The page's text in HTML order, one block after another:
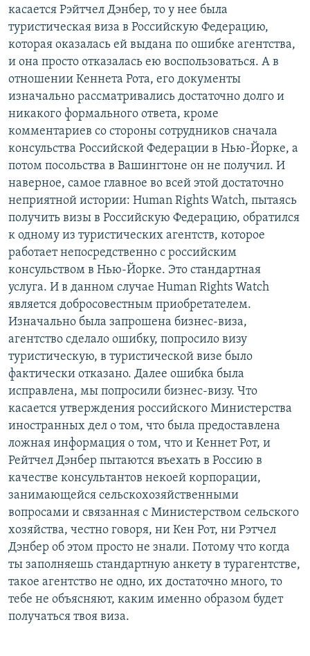
касается Рэйтчел Дэнбер, то у нее была
туристическая виза в Российскую Федерацию,
которая оказалась ей выдана по ошибке агентства,
и она просто отказалась ею воспользоваться. А в
отношении Кеннета Рота, его документы
изначально рассматривались достаточно долго и
никакого формального ответа, кроме
комментариев со стороны сотрудников сначала
консульства Российской Федерации в Нью-Йорке, а
потом посольства в Вашингтоне он не получил. И
наверное, самое главное во всей этой достаточно
неприятной истории: Human Rights Watch, пытаясь
получить визы в Российскую Федерацию, обратился
к одному из туристических агентств, которое
работает непосредственно с российским
консульством в Нью-Йорке. Это стандартная
услуга. И в данном случае Human Rights Watch
является добросовестным приобретателем.
Изначально была запрошена бизнес-виза,
агентство сделало ошибку, попросило визу
туристическую, в туристической визе было
фактически отказано. Далее ошибка была
исправлена, мы попросили бизнес-визу. Что
касается утверждения российского Министерства
иностранных дел о том, что была предоставлена
ложная информация о том, что и Кеннет Рот, и
Рейтчел Дэнбер пытаются въехать в Россию в
качестве консультантов некоей корпорации,
занимающейся сельскохозяйственными
вопросами и связанная с Министерством сельского
хозяйства, честно говоря, ни Кен Рот, ни Рэтчел
Дэнбер об этом просто не знали. Потому что когда
ты заполняешь стандартную анкету в турагентстве,
такое агентство не одно, их достаточно много, то
тебе не объясняют, каким именно образом будет
получаться твоя виза.